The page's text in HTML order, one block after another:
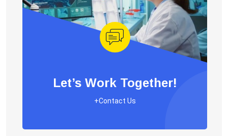
Let’s Work Together!
+Contact Us